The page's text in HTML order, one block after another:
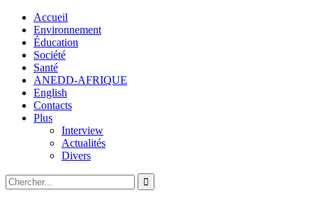
Accueil
Environnement
Éducation
Société
Santé
ANEDD-AFRIQUE
English
Contacts
Plus
Interview
Actualités
Divers